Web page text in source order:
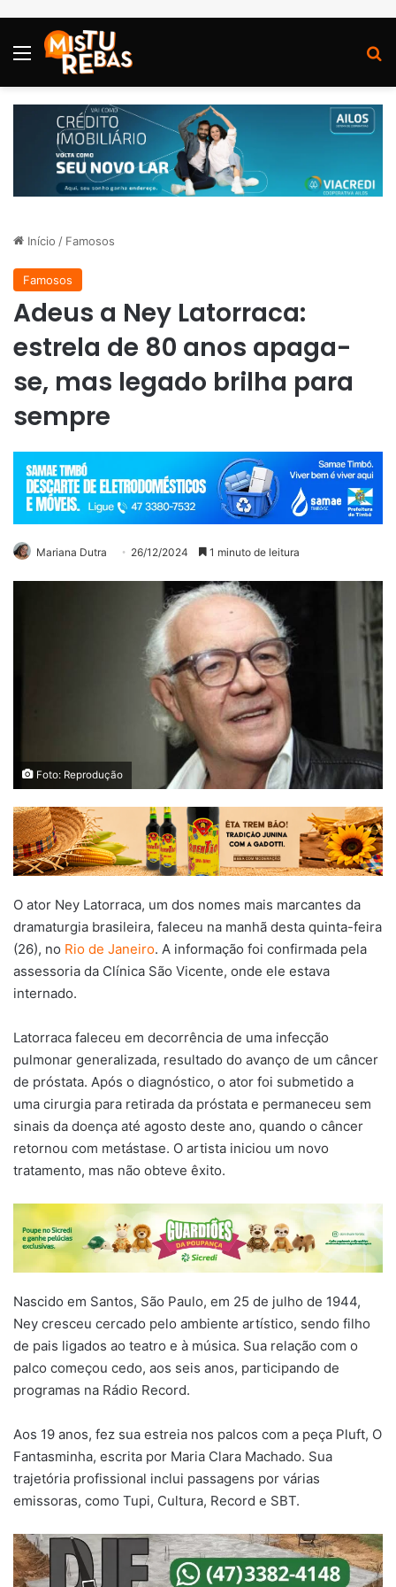
Menu
Início / Famosos
Famosos
Adeus a Ney Latorraca:
estrela de 80 anos apaga-
se, mas legado brilha para
sempre
Mariana Dutra 26/12/2024 1 minuto de leitura
Foto: Reprodução
O ator Ney Latorraca, um dos nomes mais marcantes da
dramaturgia brasileira, faleceu na manhã desta quinta-feira
(26), no Rio de Janeiro. A informação foi confirmada pela
assessoria da Clínica São Vicente, onde ele estava
internado.
Latorraca faleceu em decorrência de uma infecção
pulmonar generalizada, resultado do avanço de um câncer
de próstata. Após o diagnóstico, o ator foi submetido a
uma cirurgia para retirada da próstata e permaneceu sem
sinais da doença até agosto deste ano, quando o câncer
retornou com metástase. O artista iniciou um novo
tratamento, mas não obteve êxito.
Nascido em Santos, São Paulo, em 25 de julho de 1944,
Ney cresceu cercado pelo ambiente artístico, sendo filho
de pais ligados ao teatro e à música. Sua relação com o
palco começou cedo, aos seis anos, participando de
programas na Rádio Record.
Aos 19 anos, fez sua estreia nos palcos com a peça Pluft, O
Fantasminha, escrita por Maria Clara Machado. Sua
trajetória profissional inclui passagens por várias
emissoras, como Tupi, Cultura, Record e SBT.